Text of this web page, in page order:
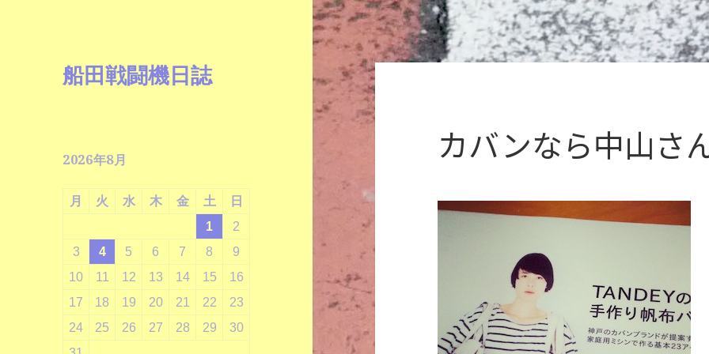
船田戦闘機日誌
2026年8月
月 火 水 木 金 土
日
1
2
3
4 5 6 7 8
9
10
11 12 13 14 15
16
17
18 19 20 21 22
23
24
25 26 27 28 29
30
カバンなら中山さ